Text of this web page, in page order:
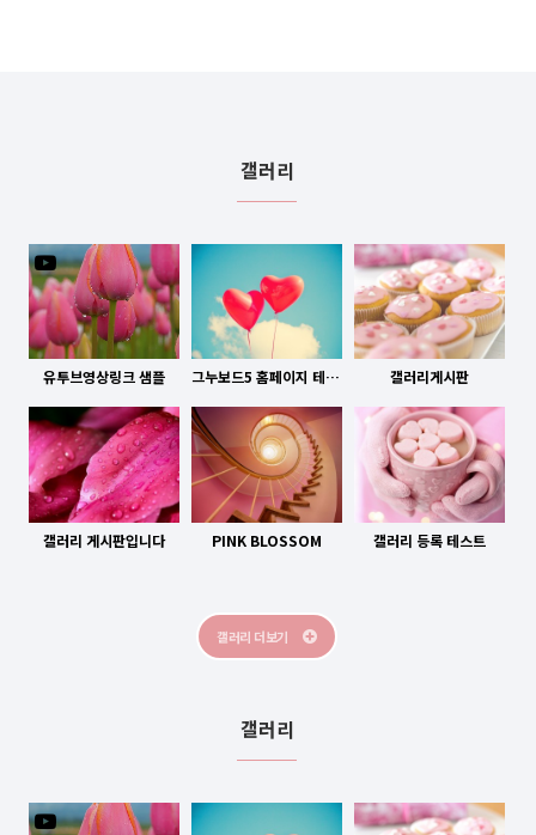
갤러리
유투브영상
유투브영상링크 샘플 그누보드5 홈페이지 테마 핑크블라썸 갤러리게시판
갤러리 게시판입니다 PINK BLOSSOM 갤러리 등록 테스트
갤러리 더보기
갤러리
유투브영상